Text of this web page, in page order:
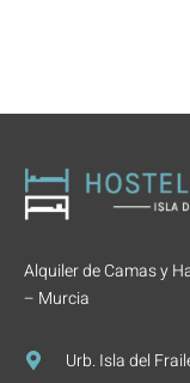
Alquiler de Camas y
– Murcia
Urb. Isla del